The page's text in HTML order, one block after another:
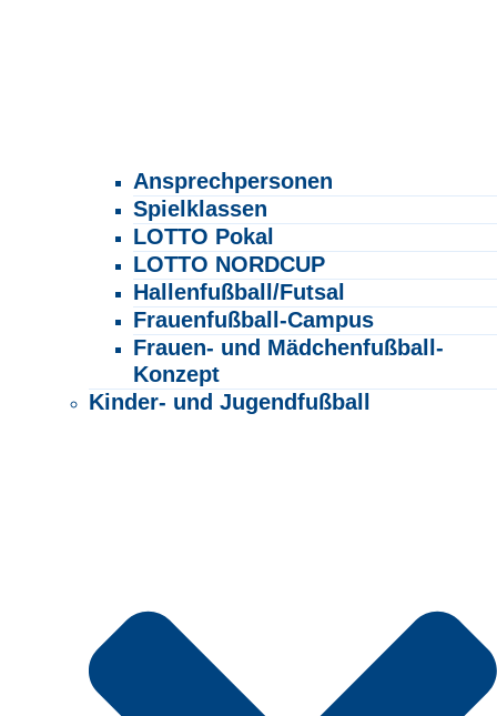
Ansprechpersonen
Spielklassen
LOTTO Pokal
LOTTO NORDCUP
Hallenfußball/Futsal
Frauenfußball-Campus
Frauen- und Mädchenfußball-
Konzept
Kinder- und Jugendfußball